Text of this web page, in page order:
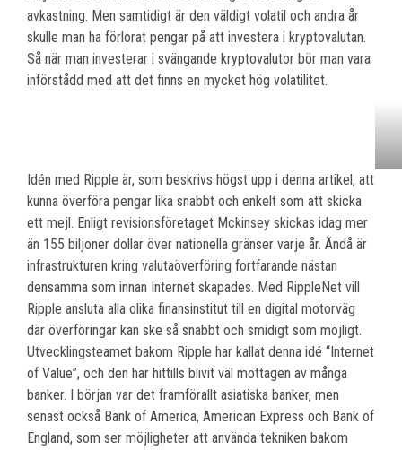
avkastning. Men samtidigt är den väldigt volatil och andra år
skulle man ha förlorat pengar på att investera i kryptovalutan.
Så när man investerar i svängande kryptovalutor bör man vara
införstådd med att det finns en mycket hög volatilitet.
Idén med Ripple är, som beskrivs högst upp i denna artikel, att
kunna överföra pengar lika snabbt och enkelt som att skicka
ett mejl. Enligt revisionsföretaget Mckinsey skickas idag mer
än 155 biljoner dollar över nationella gränser varje år. Ändå är
infrastrukturen kring valutaöverföring fortfarande nästan
densamma som innan Internet skapades. Med RippleNet vill
Ripple ansluta alla olika finansinstitut till en digital motorväg
där överföringar kan ske så snabbt och smidigt som möjligt.
Utvecklingsteamet bakom Ripple har kallat denna idé “Internet
of Value”, och den har hittills blivit väl mottagen av många
banker. I början var det framförallt asiatiska banker, men
senast också Bank of America, American Express och Bank of
England, som ser möjligheter att använda tekniken bakom